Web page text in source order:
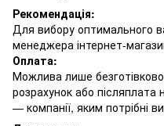
Рекомендація:
Для вибору оптимального
менеджера інтернет-
Оплата:
Можлива лише
розрахунок або післяплата
— компанії, яким потрібні